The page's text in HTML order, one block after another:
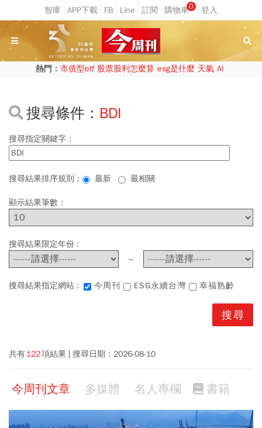
0
熱門： 市值型etf 股票股利怎麼算 esg是什麼 天氣 AI
搜尋條件： BDI
搜尋指定關鍵字：
搜尋結果排序規則： 最新 最相關
顯示結果筆數：
搜尋結果限定年份 :
~
搜尋結果指定網站 : 今周刊 ESG永續台灣 幸福熟齡
共有122項結果 搜尋日期： 2026-08-10
今周刊文章 多媒體 名人專欄 書籍